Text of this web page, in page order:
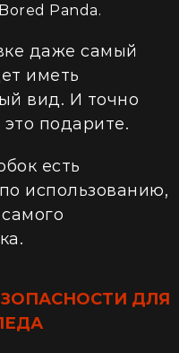
Bored Panda.
даже самый
иметь
вид. И точно
подарите.
есть
использованию,
ДЛЯ